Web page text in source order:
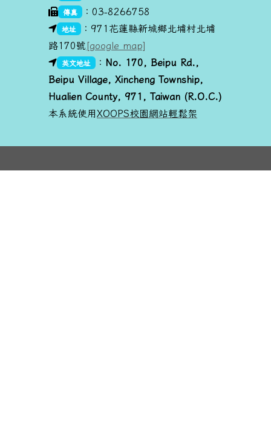
傳真
：03-8266758
link to https://goo.gl/maps/dUx2GHvcPmq
地址
：971花蓮縣新城鄉北埔村北埔
路170號 [google map]
link to https://goo.gl/maps/dUx2GHvcPmq
link to https://goo.gl/maps/dUx2GHvcPmq
英文地址 ： No. 170, Beipu Rd.,
Beipu Village, Xincheng Township,
Hualien County, 971, Taiwan (R.O.C.)
本系統使用XOOPS校園網站輕鬆架